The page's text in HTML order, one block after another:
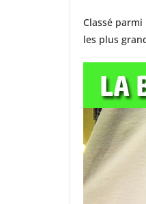
Classé
les plus